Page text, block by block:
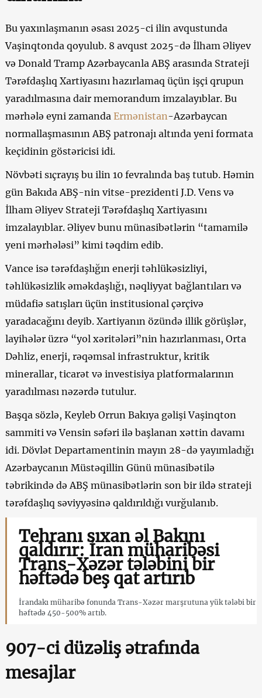
Bu yaxınlaşmanın əsası 2025-ci ilin avqustunda
Vaşinqtonda qoyulub. 8 avqust 2025-də İlham Əliyev
və Donald Tramp Azərbaycanla ABŞ arasında Strateji
Tərəfdaşlıq Xartiyasını hazırlamaq üçün işçi qrupun
yaradılmasına dair memorandum imzalayıblar. Bu
mərhələ eyni zamanda Ermənistan-Azərbaycan
normallaşmasının ABŞ patronajı altında yeni formata
keçidinin göstəricisi idi.
Növbəti sıçrayış bu ilin 10 fevralında baş tutub. Həmin
gün Bakıda ABŞ-nin vitse-prezidenti J.D. Vens və
İlham Əliyev Strateji Tərəfdaşlıq Xartiyasını
imzalayıblar. Əliyev bunu münasibətlərin “tamamilə
yeni mərhələsi” kimi təqdim edib.
Vance isə tərəfdaşlığın enerji təhlükəsizliyi,
təhlükəsizlik əməkdaşlığı, nəqliyyat bağlantıları və
müdafiə satışları üçün institusional çərçivə
yaradacağını deyib. Xartiyanın özündə illik görüşlər,
layihələr üzrə “yol xəritələri”nin hazırlanması, Orta
Dəhliz, enerji, rəqəmsal infrastruktur, kritik
minerallar, ticarət və investisiya platformalarının
yaradılması nəzərdə tutulur.
Başqa sözlə, Keyleb Orrun Bakıya gəlişi Vaşinqton
sammiti və Vensin səfəri ilə başlanan xəttin davamı
idi. Dövlət Departamentinin mayın 28-də yayımladığı
Azərbaycanın Müstəqillin Günü münasibətilə
təbrikində də ABŞ münasibətlərin son bir ildə strateji
tərəfdaşlıq səviyyəsinə qaldırıldığı vurğulanıb.
Tehranı sıxan əl Bakını
qaldırır: İran müharibəsi
Trans-Xəzər tələbini bir
həftədə beş qat artırıb
İrandakı müharibə fonunda Trans-Xəzər marşrutuna yük tələbi bir
həftədə 450-500% artıb.
907-ci düzəliş ətrafında
mesajlar